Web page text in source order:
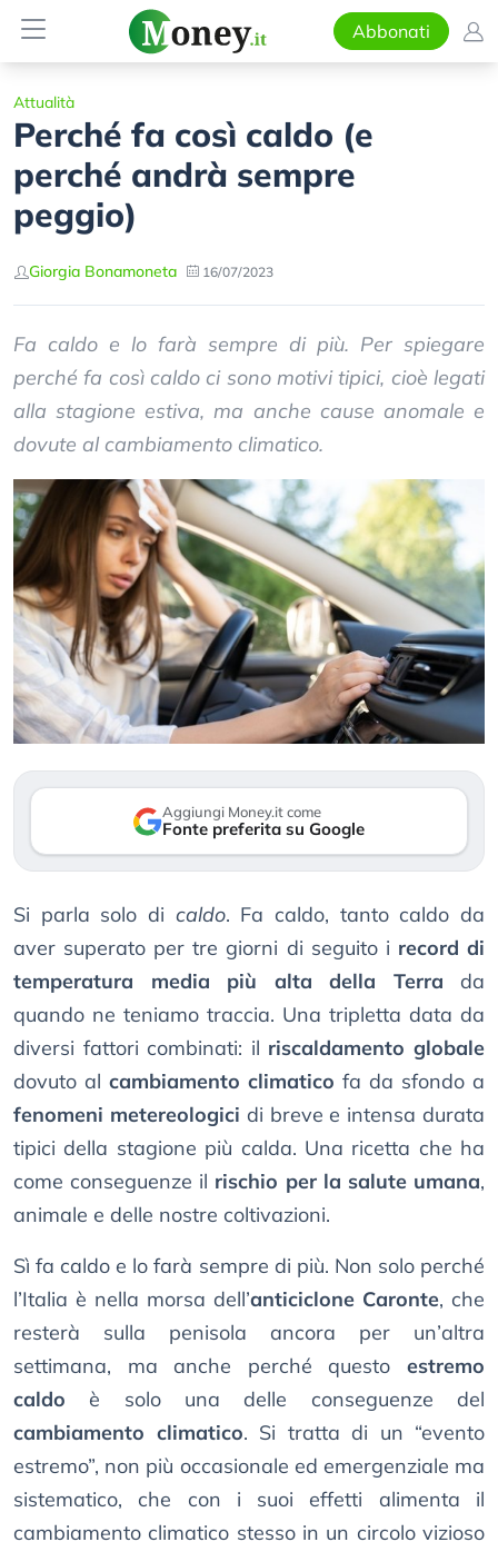
Abbonati
Attualità
Perché fa così caldo (e
perché andrà sempre
peggio)
Giorgia Bonamoneta 16/07/2023
Fa caldo e lo farà sempre di più. Per spiegare
perché fa così caldo ci sono motivi tipici, cioè legati
alla stagione estiva, ma anche cause anomale e
dovute al cambiamento climatico.
Aggiungi Money.it come
Fonte preferita su Google
Si parla solo di caldo. Fa caldo, tanto caldo da
aver superato per tre giorni di seguito i record di
temperatura media più alta della Terra da
quando ne teniamo traccia. Una tripletta data da
diversi fattori combinati: il riscaldamento globale
dovuto al cambiamento climatico fa da sfondo a
fenomeni metereologici di breve e intensa durata
tipici della stagione più calda. Una ricetta che ha
come conseguenze il rischio per la salute umana,
animale e delle nostre coltivazioni.
Sì fa caldo e lo farà sempre di più. Non solo perché
l’Italia è nella morsa dell’anticiclone Caronte, che
resterà sulla penisola ancora per un’altra
settimana, ma anche perché questo estremo
caldo è solo una delle conseguenze del
cambiamento climatico. Si tratta di un “evento
estremo”, non più occasionale ed emergenziale ma
sistematico, che con i suoi effetti alimenta il
cambiamento climatico stesso in un circolo vizioso